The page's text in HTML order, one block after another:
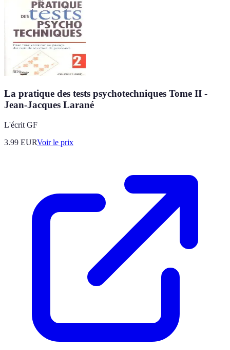
La pratique des tests psychotechniques Tome II -
Jean-Jacques Larané
L'écrit GF
3.99 EURVoir le prix